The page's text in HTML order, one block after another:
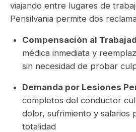
viajando entre lugares de
Pensilvania permite dos
Compensación al
médica inmediata y
sin necesidad de probar
Demanda por Lesiones
completos del conductor
dolor, sufrimiento y salarios
totalidad